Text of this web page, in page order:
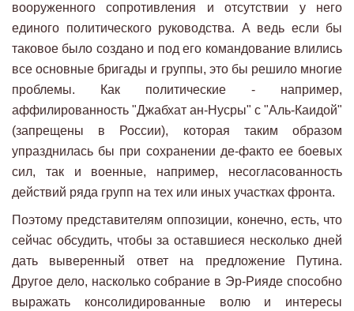
вооруженного сопротивления и отсутствии у него
единого политического руководства. А ведь если бы
таковое было создано и под его командование влились
все основные бригады и группы, это бы решило многие
проблемы. Как политические - например,
аффилированность "Джабхат ан-Нусры" с "Аль-Каидой"
(запрещены в России), которая таким образом
упразднилась бы при сохранении де-факто ее боевых
сил, так и военные, например, несогласованность
действий ряда групп на тех или иных участках фронта.
Поэтому представителям оппозиции, конечно, есть, что
сейчас обсудить, чтобы за оставшиеся несколько дней
дать выверенный ответ на предложение Путина.
Другое дело, насколько собрание в Эр-Рияде способно
выражать консолидированные волю и интересы